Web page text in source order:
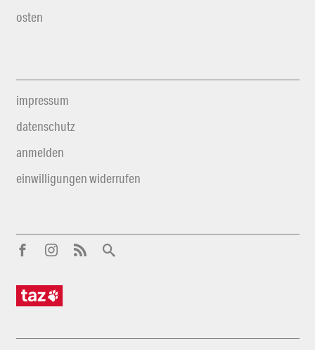
osten
impressum
datenschutz
anmelden
einwilligungen widerrufen